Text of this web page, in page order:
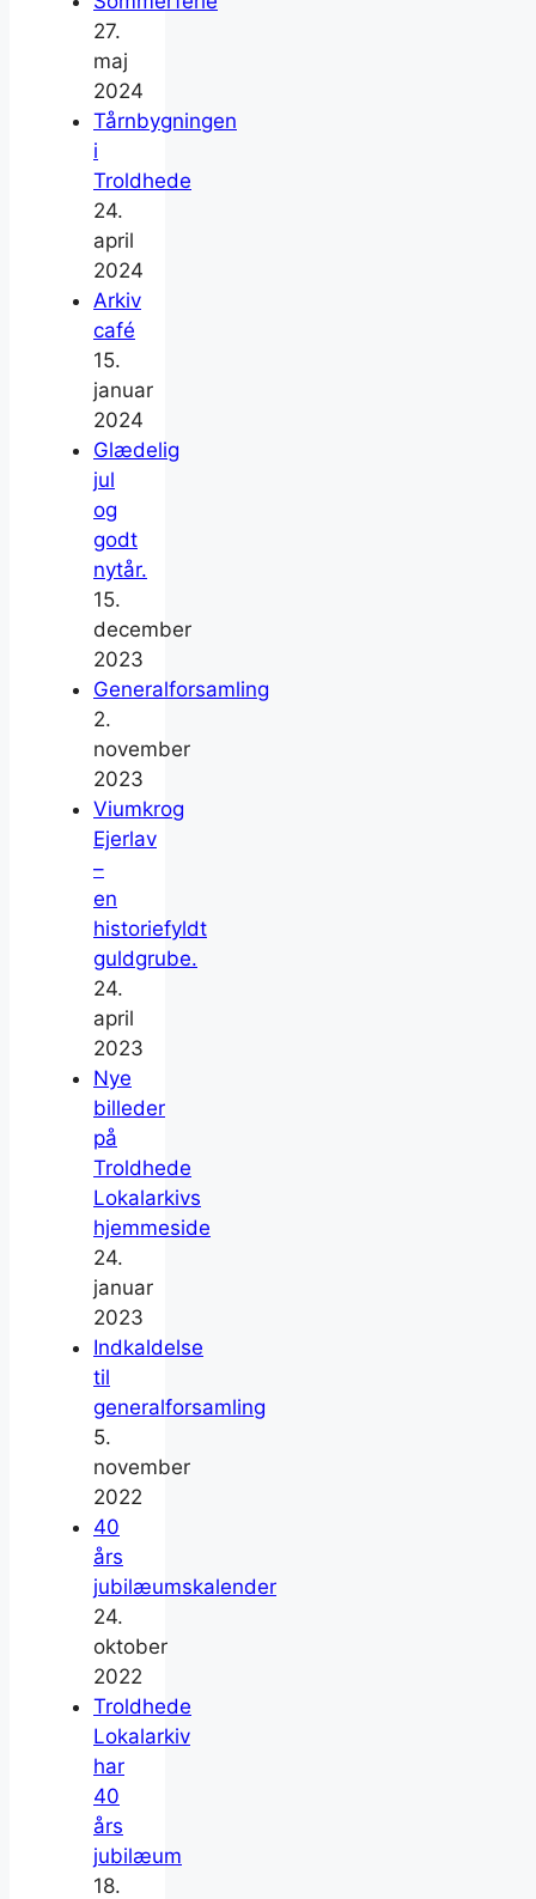
27.
maj
2024
Tårnbygningen
i
Troldhede
24.
april
2024
Arkiv
café
15.
januar
2024
Glædelig
jul
og
godt
nytår.
15.
december
2023
Generalforsamling
2.
november
2023
Viumkrog
Ejerlav
–
en
historiefyldt
guldgrube.
24.
april
2023
Nye
billeder
på
Troldhede
Lokalarkivs
hjemmeside
24.
januar
2023
Indkaldelse
til
generalforsamling
5.
november
2022
40
års
jubilæumskalender
24.
oktober
2022
Troldhede
Lokalarkiv
har
40
års
jubilæum
18.